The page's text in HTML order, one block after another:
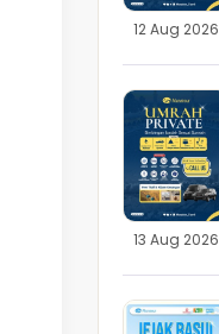
12 Aug 2026
13 Aug 2026